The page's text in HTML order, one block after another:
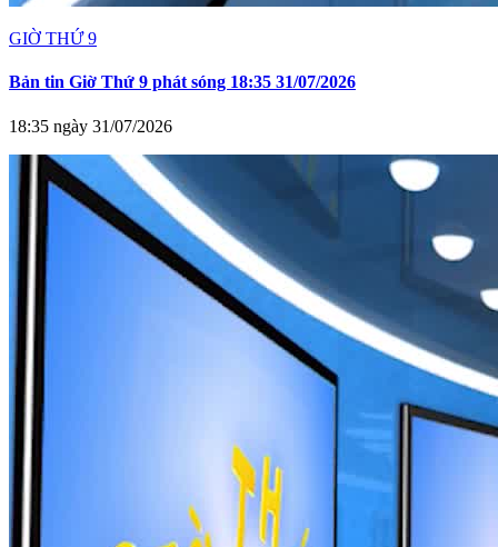
GIỜ THỨ 9
Bản tin Giờ Thứ 9 phát sóng 18:35 31/07/2026
18:35 ngày 31/07/2026